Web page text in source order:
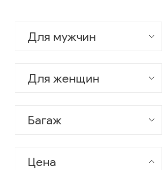
Для мужчин
Для женщин
Багаж
Цена